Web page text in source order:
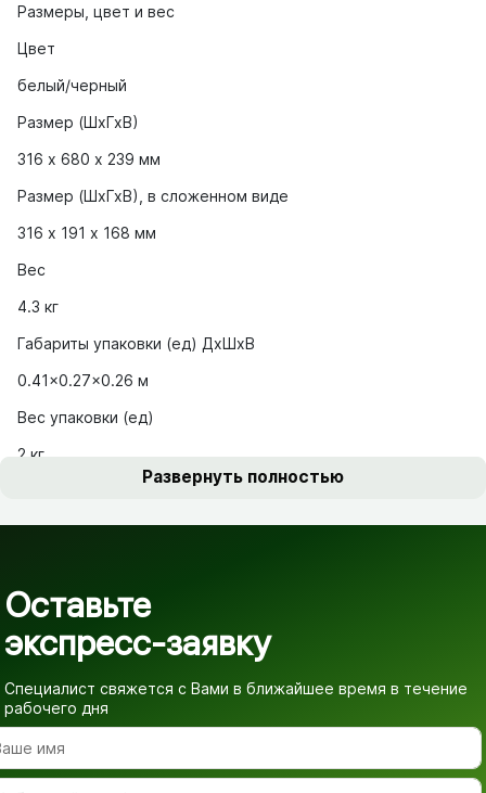
Размеры, цвет и вес
Цвет
белый/черный
Размер (ШхГхВ)
316 х 680 х 239 мм
Размер (ШхГхВ), в сложенном виде
316 х 191 х 168 мм
Вес
4.3 кг
Габариты упаковки (ед) ДхШхВ
0.41x0.27x0.26 м
Вес упаковки (ед)
2 кг
Развернуть полностью
Оставьте
экспресс-заявку
Специалист свяжется с Вами в ближайшее время в течение
рабочего дня